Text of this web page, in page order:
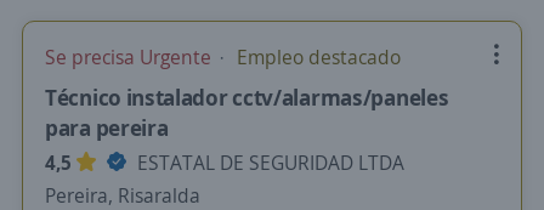
Se precisa Urgente Empleo destacado
Técnico instalador cctv/alarmas/paneles
para pereira
4,5
ESTATAL DE SEGURIDAD LTDA
Pereira, Risaralda